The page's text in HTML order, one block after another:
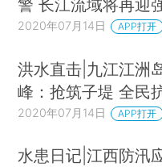
警 长江流域将再迎
2020年07月14日 APP打开
洪水直击|九江江洲
峰：抢筑子堤 全民
2020年07月14日 APP打开
水患日记|江西防汛